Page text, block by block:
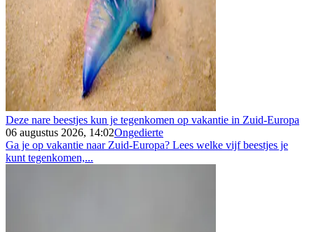
Deze nare beestjes kun je tegenkomen op vakantie in Zuid-Europa
06 augustus 2026, 14:02Ongedierte
Ga je op vakantie naar Zuid-Europa? Lees welke vijf beestjes je
kunt tegenkomen,...